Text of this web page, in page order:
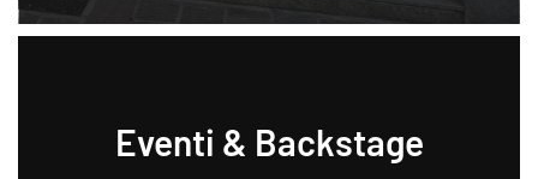
Eventi & Backstage